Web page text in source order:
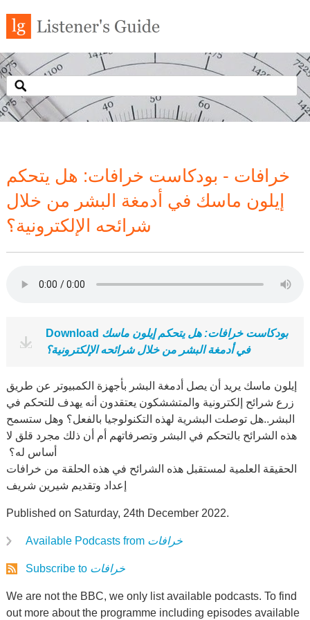
خرافات - بودكاست خرافات: هل يتحكم
إيلون ماسك في أدمغة البشر من خلال
شرائحه الإلكترونية؟
Download بودكاست خرافات: هل يتحكم إيلون ماسك
في أدمغة البشر من خلال شرائحه الإلكترونية؟
إيلون ماسك يريد أن يصل أدمغة البشر بأجهزة الكمبيوتر عن طريق
زرع شرائح إلكترونية ‏والمتششكون يعتقدون أنه يهدف للتحكم في
البشر..هل توصلت البشرية لهذه التكنولوجيا بالفعل؟ وهل ‏ستسمح
هذه الشرائح بالتحكم في البشر وتصرفاتهم أم أن ذلك مجرد قلق لا
أساس له؟ ‏
الحقيقة العلمية لمستقبل هذه الشرائح في هذه الحلقة من خرافات
إعداد وتقديم شيرين شريف
Published on Saturday, 24th December 2022.
Available Podcasts from خرافات
Subscribe to خرافات
We are not the BBC, we only list available podcasts. To find
out more about the programme including episodes available